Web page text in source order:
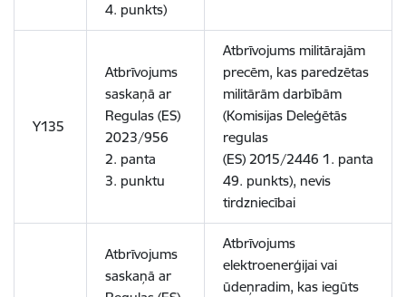
4. punkts)
Y135
Atbrīvojums
saskaņā ar
Regulas (ES)
2023/956
2. panta
3. punktu
Atbrīvojums militārajām
precēm, kas paredzētas
militārām darbībām
(Komisijas Deleģētās
regulas
(ES) 2015/2446 1. panta
49. punkts), nevis
tirdzniecībai
Atbrīvojums
saskaņā ar
Atbrīvojums
elektroenerģijai vai
ūdeņradim, kas iegūts